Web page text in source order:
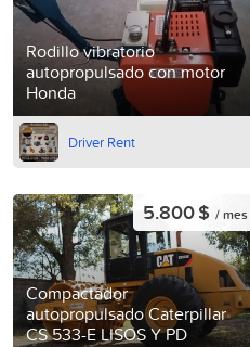
Rodillo vibratorio
autopropulsado con motor
Honda
Driver Rent
Compactador
autopropulsado Caterpillar
CS 533-E LISOS Y PD
5.800 $ / mes